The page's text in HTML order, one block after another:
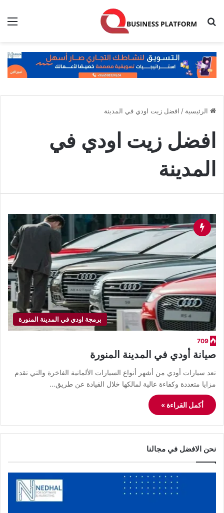
بحث عن
الرئيسية / افضل زيت اودي في المدينة
افضل زيت اودي في
المدينة
برمجة اودي في المدينة المنورة
709
صيانة أودي في المدينة المنورة
تعد سيارات أودي من أشهر أنواع السيارات الألمانية الفاخرة والتي تقدم
مزايا متعددة وكفاءة عالية لمالكها خلال القيادة عن طريق…
أكمل القراءة »
نحن الافضل في مجالنا